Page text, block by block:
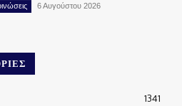
6 Αυγούστου 2026
1341